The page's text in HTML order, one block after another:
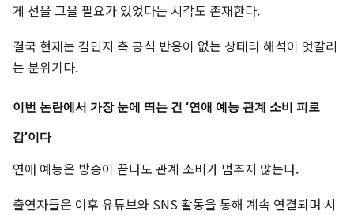
게 선을 그을 필요가 있었다는 시각도 존재한다.
결국 현재는 김민지 측 공식 반응이 없는 상태라 해석이 엇갈리
는 분위기다.
이번 논란에서 가장 눈에 띄는 건 ‘연애 예능 관계 소비 피로
감’이다
연애 예능은 방송이 끝나도 관계 소비가 멈추지 않는다.
출연자들은 이후 유튜브와 SNS 활동을 통해 계속 연결되며 시